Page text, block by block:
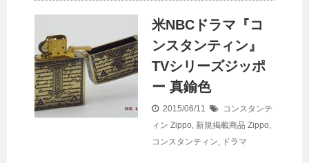
米NBCドラマ『コ
ンスタンティン』
TVシリーズジッポ
ー 真鍮色
2015/06/11
コンスタンテ
ィン Zippo, 新規掲載商品 Zippo,
コンスタンティン, ドラマ